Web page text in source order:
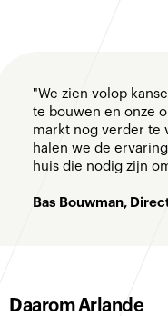
"We zien volop
te bouwen en onze
markt nog verder te
halen we de
huis die nodig zijn
Bas Bouwman,
Daarom Arlande